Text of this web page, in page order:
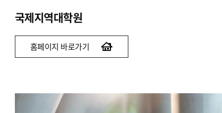
국제지역대학원
홈페이지 바로가기